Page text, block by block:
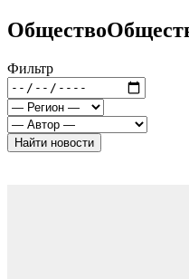
Общество
Фильтр
Найти новости